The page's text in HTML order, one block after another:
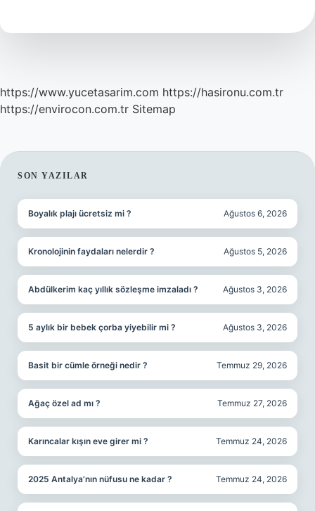
https://www.yucetasarim.com https://hasironu.com.tr
https://envirocon.com.tr Sitemap
SIDEBAR
SON YAZILAR
Boyalık plajı ücretsiz mi ? Ağustos 6, 2026
Kronolojinin faydaları nelerdir ? Ağustos 5, 2026
Abdülkerim kaç yıllık sözleşme imzaladı ? Ağustos 3, 2026
5 aylık bir bebek çorba yiyebilir mi ? Ağustos 3, 2026
Basit bir cümle örneği nedir ? Temmuz 29, 2026
Ağaç özel ad mı ? Temmuz 27, 2026
Karıncalar kışın eve girer mi ? Temmuz 24, 2026
2025 Antalya’nın nüfusu ne kadar ? Temmuz 24, 2026